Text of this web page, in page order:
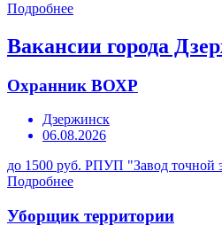
Подробнее
Вакансии города
Охранник ВОХР
Дзержинск
06.08.2026
до 1500 руб. РПУП "Завод точной
Подробнее
Уборщик территории